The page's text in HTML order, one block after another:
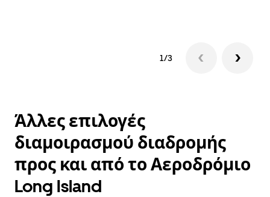
1/3
Άλλες επιλογές
διαμοιρασμού διαδρομής
προς και από το Αεροδρόμιο
Long Island